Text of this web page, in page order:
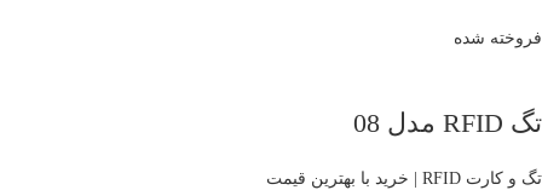
فروخته شده
تگ RFID مدل 08
تگ و کارت RFID | خرید با بهترین قیمت